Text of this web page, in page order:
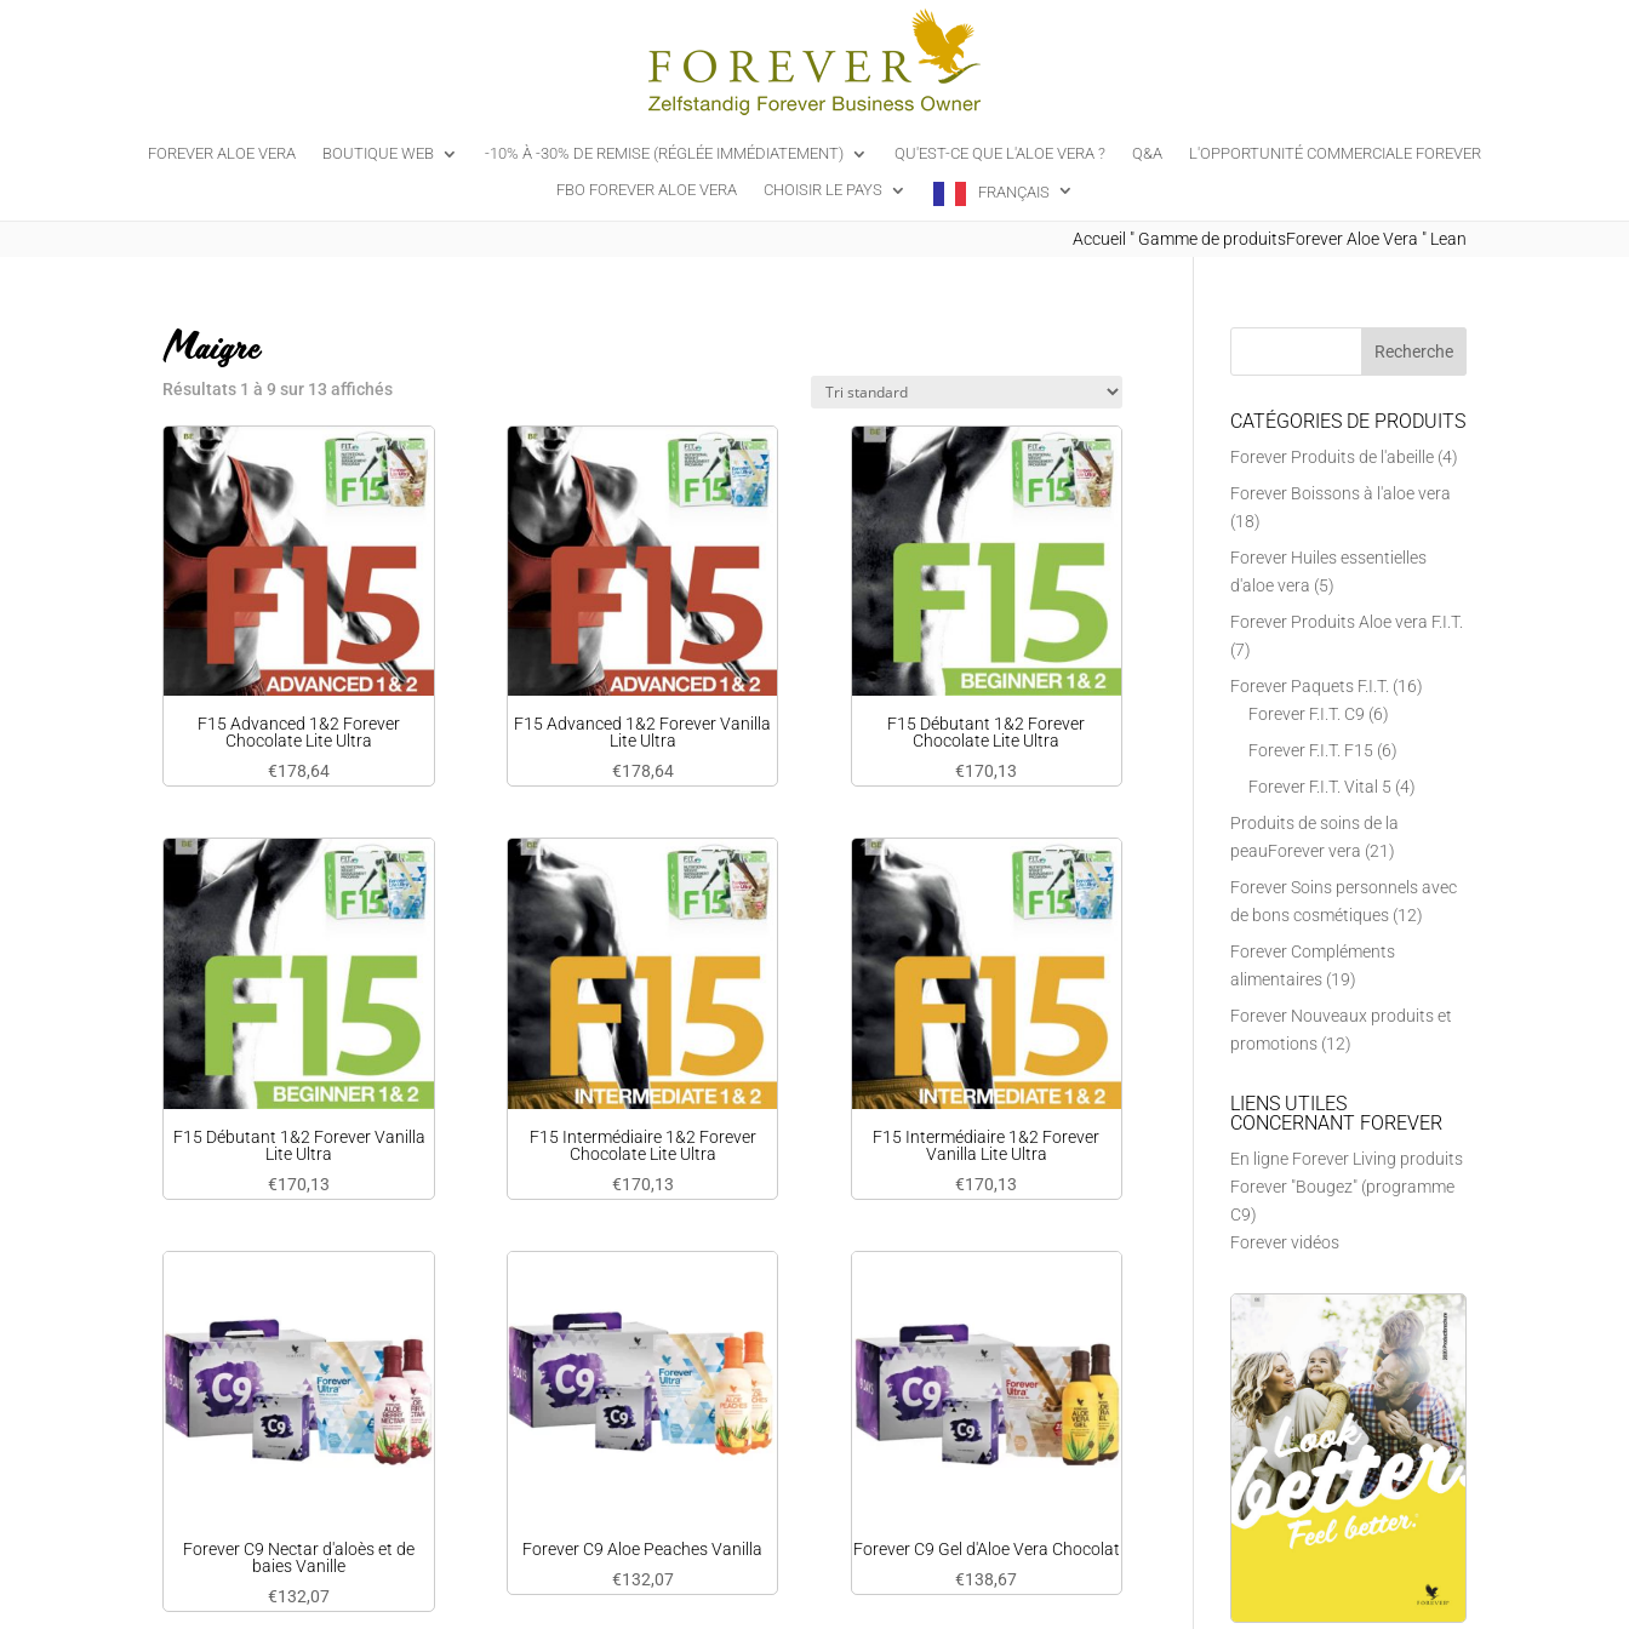
FOREVER ALOE VERA BOUTIQUE WEB -10% À -30% DE REMISE (RÉGLÉE IMMÉDIATEMENT) QU'EST-CE QUE L'ALOE VERA ? Q&A
L'OPPORTUNITÉ COMMERCIALE FOREVER
FBO FOREVER ALOE VERA
CHOISIR LE PAYS FRANÇAIS
Accueil " Gamme de produitsForever Aloe Vera " Lean
Maigre
Résultats 1 à 9 sur 13 affichés
F15 Advanced 1&2 Forever
Chocolate Lite Ultra
€178,64
F15 Advanced 1&2 Forever Vanilla
Lite Ultra
€178,64
F15 Débutant 1&2 Forever
Chocolate Lite Ultra
€170,13
F15 Débutant 1&2 Forever Vanilla
Lite Ultra
€170,13
F15 Intermédiaire 1&2 Forever
Chocolate Lite Ultra
€170,13
F15 Intermédiaire 1&2 Forever
Vanilla Lite Ultra
€170,13
Forever C9 Nectar d'aloès et de
baies Vanille
€132,07
Forever C9 Aloe Peaches Vanilla
€132,07
Forever C9 Gel d'Aloe Vera Chocolat
€138,67
CATÉGORIES DE PRODUITS
Forever Produits de l'abeille (4)
Forever Boissons à l'aloe vera
(18)
Forever Huiles essentielles
d'aloe vera (5)
Forever Produits Aloe vera F.I.T.
(7)
Forever Paquets F.I.T. (16)
Forever F.I.T. C9 (6)
Forever F.I.T. F15 (6)
Forever F.I.T. Vital 5 (4)
Produits de soins de la
peauForever vera (21)
Forever Soins personnels avec
de bons cosmétiques (12)
Forever Compléments
alimentaires (19)
Forever Nouveaux produits et
promotions (12)
LIENS UTILES
CONCERNANT FOREVER
En ligne Forever Living produits
Forever "Bougez" (programme
C9)
Forever vidéos